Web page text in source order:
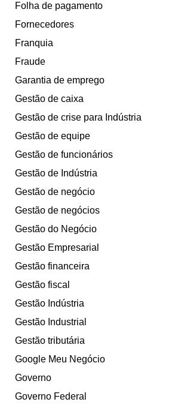
Folha de pagamento
Fornecedores
Franquia
Fraude
Garantia de emprego
Gestão de caixa
Gestão de crise para Indústria
Gestão de equipe
Gestão de funcionários
Gestão de Indústria
Gestão de negócio
Gestão de negócios
Gestão do Negócio
Gestão Empresarial
Gestão financeira
Gestão fiscal
Gestão Indústria
Gestão Industrial
Gestão tributária
Google Meu Negócio
Governo
Governo Federal